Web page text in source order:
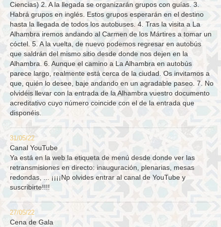
Ciencias) 2. A la llegada se organizarán grupos con guías. 3.
Habrá grupos en inglés. Estos grupos esperarán en el destino
hasta la llegada de todos los autobuses. 4. Tras la visita a La
Alhambra iremos andando al Carmen de los Mártires a tomar un
cóctel. 5. A la vuelta, de nuevo podemos regresar en autobús
que saldrán del mismo sitio desde donde nos dejen en la
Alhambra. 6. Aunque el camino a La Alhambra en autobús
parece largo, realmente está cerca de la ciudad. Os invitamos a
que, quién lo desee, baje andando en un agradable paseo. 7. No
olvidéis llevar con la entrada de la Alhambra vuestro documento
acreditativo cuyo número coincide con el de la entrada que
disponéis.
31/05/22
Canal YouTube
Ya está en la web la etiqueta de menú desde donde ver las
retransmisiones en directo: inauguración, plenarias, mesas
redondas, ... ¡¡¡¡Np olvides entrar al canal de YouTube y
suscribirte!!!!
27/05/22
Cena de Gala